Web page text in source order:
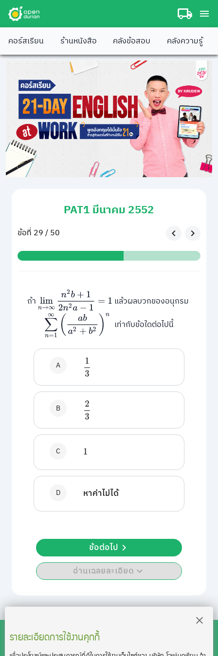
คอร์สเรียน ร้านหนังสือ คลังข้อสอบ คลังความรู้
PAT1 มีนาคม 2552
ข้อที่ 29 / 50
ถ้า limn ∞n2b+12 − 1=1
แล้วผลบวกของอนุกรม
∑n= 1∞ ba2 2)n เท่ากับข้อใดต่อไปนี้
A 13
B 23
C 1
D หาค่าไม่ได้
อ่านเฉลยละเอียด
ข้อต่อไป
รายละเอียดการใช้งานคุกกี้